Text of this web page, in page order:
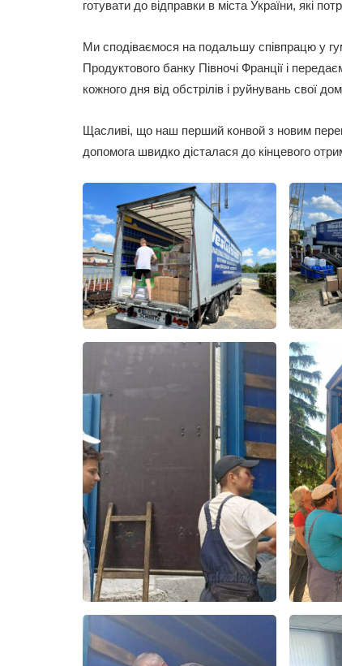
готувати до відправки в міста України, які
Ми сподіваємося на подальшу співпрацю у
Продуктового банку Півночі Франції і
кожного дня від обстрілів і руйнувань свої
Щасливі, що наш перший конвой з новим
допомога швидко дісталася до кінцевого